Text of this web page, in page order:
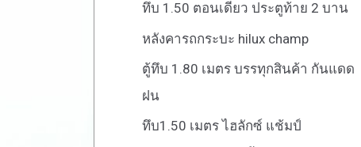
ทึบ 1.50 ตอนเดียว ประตูท้าย 2 บาน
หลังคารถกระบะ hilux champ
ตู้ทึบ 1.80 เมตร บรรทุกสินค้า กันแดด
ฝน
ทึบ1.50 เมตร ไฮลักซ์ แช้มป์